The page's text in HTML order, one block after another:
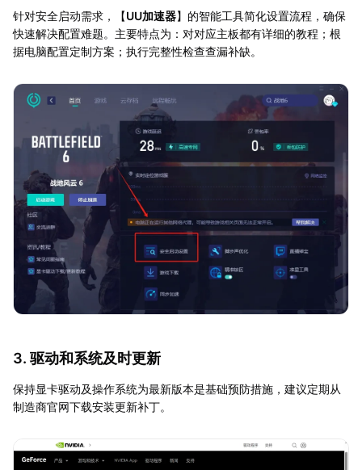
针对安全启动需求，【UU加速器】的智能工具简化设置流程，确保
快速解决配置难题。主要特点为：对对应主板都有详细的教程；根
据电脑配置定制方案；执行完整性检查查漏补缺。
3. 驱动和系统及时更新
保持显卡驱动及操作系统为最新版本是基础预防措施，建议定期从
制造商官网下载安装更新补丁。